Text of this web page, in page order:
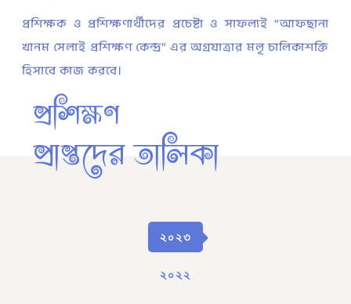
প্রশিক্ষক ও প্রশিক্ষণার্থীদের প্রচেষ্টা ও সাফল্যই “আফছানা
খানম সেলাই প্রশিক্ষণ কেন্দ্র” এর অগ্রযাত্রার মূল চালিকাশক্তি
হিসাবে কাজ করবে।
প্রশিক্ষণ
প্রাপ্তদের তালিকা
২০২৩
২০২২